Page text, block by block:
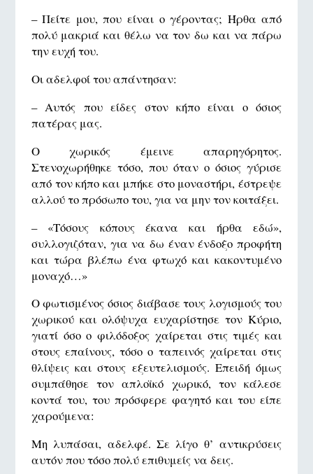
– Πείτε μου, που είναι ο γέροντας; Ήρθα από
πολύ μακριά και θέλω να τον δω και να πάρω
την ευχή του.
Οι αδελφοί του απάντησαν:
– Αυτός που είδες στον κήπο είναι ο όσιος
πατέρας μας.
Ο χωρικός έμεινε απαρηγόρητος.
Στενοχωρήθηκε τόσο, που όταν ο όσιος γύρισε
από τον κήπο και μπήκε στο μοναστήρι, έστρεψε
αλλού το πρόσωπο του, για να μην τον κοιτάξει.
– «Τόσους κόπους έκανα και ήρθα εδώ»,
συλλογιζόταν, για να δω έναν ένδοξο προφήτη
και τώρα βλέπω ένα φτωχό και κακοντυμένο
μοναχό…»
Ο φωτισμένος όσιος διάβασε τους λογισμούς του
χωρικού και ολόψυχα ευχαρίστησε τον Κύριο,
γιατί όσο ο φιλόδοξος χαίρεται στις τιμές και
στους επαίνους, τόσο ο ταπεινός χαίρεται στις
θλίψεις και στους εξευτελισμούς. Επειδή όμως
συμπάθησε τον απλοϊκό χωρικό, τον κάλεσε
κοντά του, του πρόσφερε φαγητό και του είπε
χαρούμενα:
Μη λυπάσαι, αδελφέ. Σε λίγο θ’ αντικρύσεις
αυτόν που τόσο πολύ επιθυμείς να δεις.